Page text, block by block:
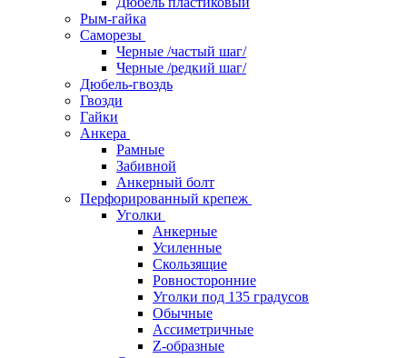
Рым-гайка
Саморезы
Черные /частый шаг/
Черные /редкий шаг/
Дюбель-гвоздь
Гвозди
Гайки
Анкера
Рамные
Забивной
Анкерный болт
Перфорированный крепеж
Уголки
Анкерные
Усиленные
Скользящие
Ровносторонние
Уголки под 135 градусов
Обычные
Ассиметричные
Z-образные